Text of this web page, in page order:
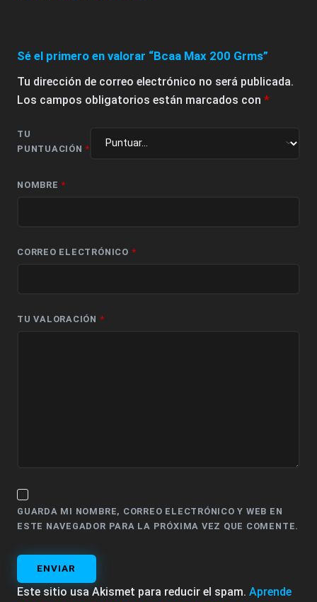
Sé el primero en valorar “Bcaa Max 200 Grms”
Tu dirección de correo electrónico no será publicada.
Los campos obligatorios están marcados con *
TU
PUNTUACIÓN*
NOMBRE *
CORREO ELECTRÓNICO *
TU VALORACIÓN *
GUARDA MI NOMBRE, CORREO ELECTRÓNICO Y WEB EN
ESTE NAVEGADOR PARA LA PRÓXIMA VEZ QUE COMENTE.
ENVIAR
Este sitio usa Akismet para reducir el spam. Aprende